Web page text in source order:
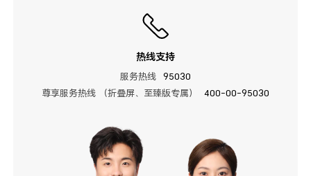
热线支持
服务热线
95030
尊享服务热线 （折叠屏、至臻版专属）
400-00-95030